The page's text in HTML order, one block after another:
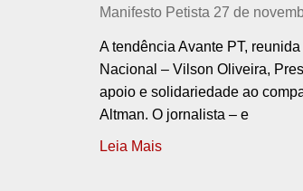
Manifesto Petista 27 de
A tendência Avante PT,
Nacional – Vilson Oliveira,
apoio e solidariedade ao
Altman. O jornalista – e
Leia Mais